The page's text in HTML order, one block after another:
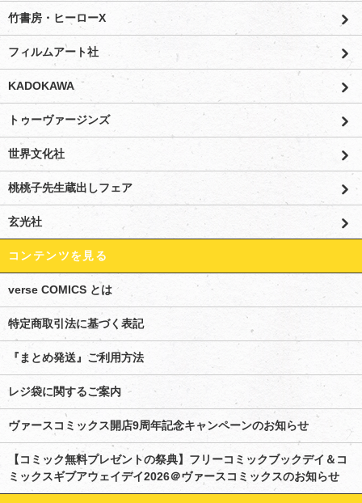
竹書房・ヒーローX
フィルムアート社
KADOKAWA
トゥーヴァージンズ
世界文化社
桃桃子先生蔵出しフェア
玄光社
コンテンツを見る
verse COMICS とは
特定商取引法に基づく表記
『まとめ発送』ご利用方法
レジ袋に関するご案内
ヴァースコミックス開店9周年記念キャンペーンのお知らせ
【コミック無料プレゼントの祭典】フリーコミックブックデイ＆コ
ミックスギブアウェイデイ2026＠ヴァースコミックスのお知らせ